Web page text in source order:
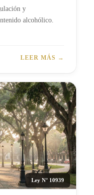
y
alcohólico.
LEER MÁS →
Ley N° 10939